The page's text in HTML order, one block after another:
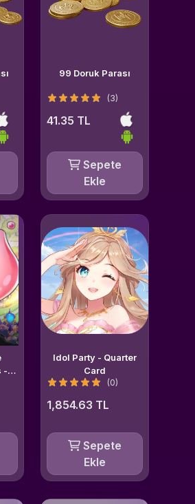
99 Doruk Parası
(3)
41.35 TL
Sepete
Ekle
-
Idol Party - Quarter
Card
(0)
1,854.63 TL
Sepete
Ekle